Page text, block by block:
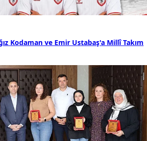
Kodaman ve Emir Ustabaş'a Millî Takım